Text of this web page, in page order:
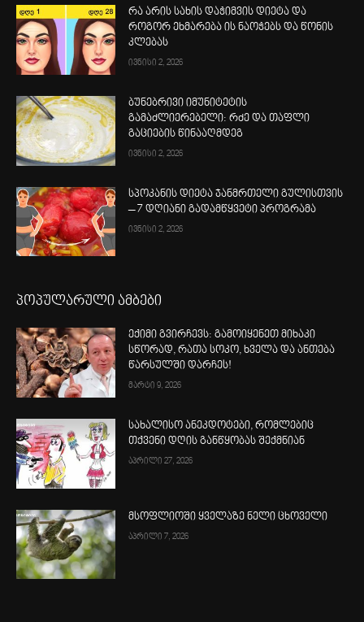
რა არის სახის დაჭიმვის დიეტა და
როგორ ეხმარება ის ნაოჭებს და წონის
კლებას
ივნისი 2, 2026
ბუნებრივი იმუნიტეტის
გამაძლიერებელი: რძე და თაფლი
გაციების წინააღმდეგ
ივნისი 2, 2026
სპოკანის დიეტა ჯანმრთელი გულისთვის
– 7 დღიანი გადამწყვეტი პროგრამა
ივნისი 2, 2026
პოპულარული ამბები
ექიმი გვირჩევს: გამოიყენეთ მიხაკი
სწორად, რათა სოკო, ხველა და ანთება
წარსულში დარჩეს!
მარტი 9, 2026
სახალისო ანეკდოტები, რომლებიც
თქვენი დღის განწყობას შექმნიან
აპრილი 27, 2026
მსოფლიოში ყველაზე ნელი ცხოველი
აპრილი 7, 2026